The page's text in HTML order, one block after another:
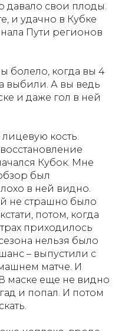
давало свои плоды.
и удачно в Кубке
Пути регионов
болело, когда вы 4
выбили. А вы ведь
и даже гол в ней
кость.
Кубок. Мне
был
в ней видно.
не страшно было
потом, когда
приходилось
нельзя было
– выпустили с
матче. И
маске еще не видно
и попал. И потом